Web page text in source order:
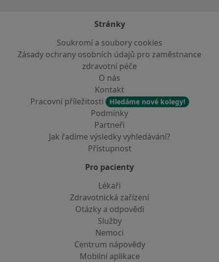
Stránky
Soukromí a soubory cookies
Zásady ochrany osobních údajů pro zaměstnance
zdravotní péče
O nás
Kontakt
Pracovní příležitosti
Hledáme nové kolegy!
Podmínky
Partneři
Jak řadíme výsledky vyhledávání?
Přístupnost
Pro pacienty
Lékaři
Zdravotnická zařízení
Otázky a odpovědi
Služby
Nemoci
Centrum nápovědy
Mobilní aplikace